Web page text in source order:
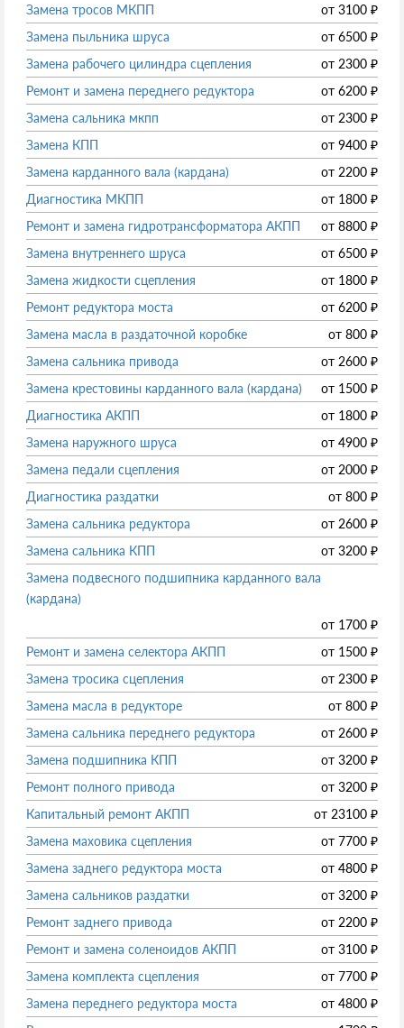
Замена тросов МКПП
от 3100 ₽
Замена пыльника шруса
от 6500 ₽
Замена рабочего цилиндра сцепления
от 2300 ₽
Ремонт и замена переднего редуктора
от 6200 ₽
Замена сальника мкпп
от 2300 ₽
Замена КПП
от 9400 ₽
Замена карданного вала (кардана)
от 2200 ₽
Диагностика МКПП
от 1800 ₽
Ремонт и замена гидротрансформатора АКПП
от 8800 ₽
Замена внутреннего шруса
от 6500 ₽
Замена жидкости сцепления
от 1800 ₽
Ремонт редуктора моста
от 6200 ₽
Замена масла в раздаточной коробке
от 800 ₽
Замена сальника привода
от 2600 ₽
Замена крестовины карданного вала (кардана)
от 1500 ₽
Диагностика АКПП
от 1800 ₽
Замена наружного шруса
от 4900 ₽
Замена педали сцепления
от 2000 ₽
Диагностика раздатки
от 800 ₽
Замена сальника редуктора
от 2600 ₽
Замена сальника КПП
от 3200 ₽
Замена подвесного подшипника карданного вала
(кардана)
от 1700 ₽
Ремонт и замена селектора АКПП
от 1500 ₽
Замена тросика сцепления
от 2300 ₽
Замена масла в редукторе
от 800 ₽
Замена сальника переднего редуктора
от 2600 ₽
Замена подшипника КПП
от 3200 ₽
Ремонт полного привода
от 3200 ₽
Капитальный ремонт АКПП
от 23100 ₽
Замена маховика сцепления
от 7700 ₽
Замена заднего редуктора моста
от 4800 ₽
Замена сальников раздатки
от 3200 ₽
Ремонт заднего привода
от 2200 ₽
Ремонт и замена соленоидов АКПП
от 3100 ₽
Замена комплекта сцепления
от 7700 ₽
Замена переднего редуктора моста
от 4800 ₽